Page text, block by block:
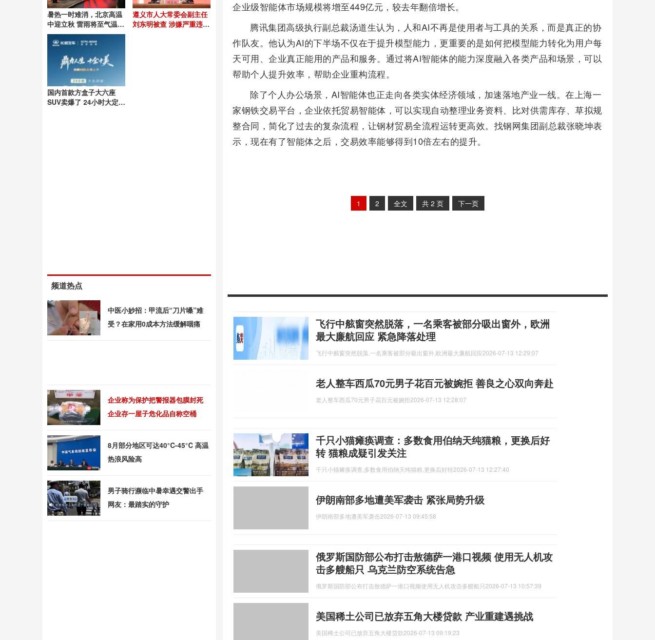
企业级智能体市场规模将增至449亿元，较去年翻倍增长。
腾讯集团高级执行副总裁汤道生认为，人和AI不再是使用者与工具的关系，而是真正的协
作队友。他认为AI的下半场不仅在于提升模型能力，更重要的是如何把模型能力转化为用户每
天可用、企业真正能用的产品和服务。通过将AI智能体的能力深度融入各类产品和场景，可以
帮助个人提升效率，帮助企业重构流程。
除了个人办公场景，AI智能体也正走向各类实体经济领域，加速落地产业一线。在上海一
家钢铁交易平台，企业依托贸易智能体，可以实现自动整理业务资料、比对供需库存、草拟规
整合同，简化了过去的复杂流程，让钢材贸易全流程运转更高效。找钢网集团副总裁张晓坤表
示，现在有了智能体之后，交易效率能够得到10倍左右的提升。
1 2 全文 共 2 页 下一页
飞行中舷窗突然脱落，一名乘客被部分吸出窗外，欧洲
最大廉航回应 紧急降落处理
飞行中舷窗突然脱落,一名乘客被部分吸出窗外,欧洲最大廉航回应2026-07-13 12:29:07
老人整车西瓜70元男子花百元被婉拒 善良之心双向奔赴
老人整车西瓜70元男子花百元被婉拒2026-07-13 12:28:07
千只小猫瘫痪调查：多数食用伯纳天纯猫粮，更换后好
转 猫粮成疑引发关注
千只小猫瘫痪调查,多数食用伯纳天纯猫粮,更换后好转2026-07-13 12:27:40
伊朗南部多地遭美军袭击 紧张局势升级
伊朗南部多地遭美军袭击2026-07-13 09:45:58
俄罗斯国防部公布打击敖德萨一港口视频 使用无人机攻
击多艘船只 乌克兰防空系统告急
俄罗斯国防部公布打击敖德萨一港口视频使用无人机攻击多艘船只2026-07-13 10:57:39
美国稀土公司已放弃五角大楼贷款 产业重建遇挑战
美国稀土公司已放弃五角大楼贷款2026-07-13 09:19:23
暑热一时难消，北京高温
中迎立秋 雷雨将至气温仍
高
遵义市人大常委会副主任
刘东明被查 涉嫌严重违纪
国内首款方盒子大六座
SUV卖爆了 24小时大定破
频道热点
中医小妙招：甲流后“刀片嗓”难
受？在家用0成本方法缓解咽痛
企业称为保护把警报器包膜封死
企业存一屋子危化品自称空桶
8月部分地区可达40°C-45°C 高温
热浪风险高
男子骑行濒临中暑幸遇交警出手
网友：最踏实的守护